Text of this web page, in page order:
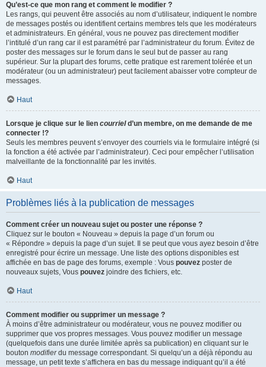
Qu’est-ce que mon rang et comment le modifier ?
Les rangs, qui peuvent être associés au nom d’utilisateur, indiquent le nombre
de messages postés ou identifient certains membres tels que les modérateurs
et administrateurs. En général, vous ne pouvez pas directement modifier
l’intitulé d’un rang car il est paramétré par l’administrateur du forum. Évitez de
poster des messages sur le forum dans le seul but de passer au rang
supérieur. Sur la plupart des forums, cette pratique est rarement tolérée et un
modérateur (ou un administrateur) peut facilement abaisser votre compteur de
messages.
Haut
Lorsque je clique sur le lien courrield’un membre, on me demande de me
connecter !?
Seuls les membres peuvent s’envoyer des courriels via le formulaire intégré (si
la fonction a été activée par l’administrateur). Ceci pour empêcher l’utilisation
malveillante de la fonctionnalité par les invités.
Haut
Problèmes liés à la publication de messages
Comment créer un nouveau sujet ou poster une réponse ?
Cliquez sur le bouton « Nouveau » depuis la page d’un forum ou
« Répondre » depuis la page d’un sujet. Il se peut que vous ayez besoin d’être
enregistré pour écrire un message. Une liste des options disponibles est
affichée en bas de page des forums, exemple : Vous pouvez poster de
nouveaux sujets, Vous pouvez joindre des fichiers, etc.
Haut
Comment modifier ou supprimer un message ?
À moins d’être administrateur ou modérateur, vous ne pouvez modifier ou
supprimer que vos propres messages. Vous pouvez modifier un message
(quelquefois dans une durée limitée après sa publication) en cliquant sur le
bouton modifierdu message correspondant. Si quelqu’un a déjà répondu au
message, un petit texte s’affichera en bas du message indiquant qu’il a été